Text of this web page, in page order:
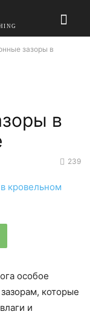
зазоры в
в
239
особое
которые
и